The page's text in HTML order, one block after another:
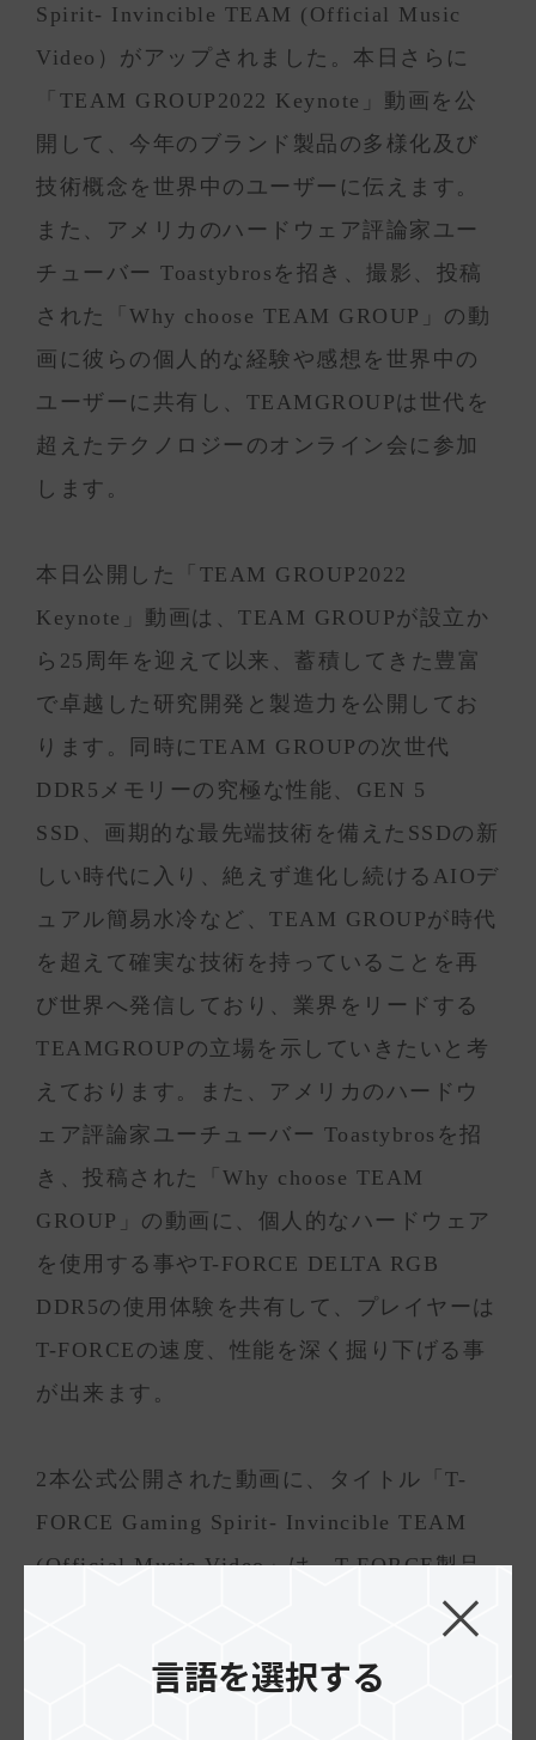
Spirit- Invincible TEAM (Official Music
Video）がアップされました。本日さらに
「TEAM GROUP2022 Keynote」動画を公
開して、今年のブランド製品の多様化及び
技術概念を世界中のユーザーに伝えます。
また、アメリカのハードウェア評論家ユー
チューバー Toastybrosを招き、撮影、投稿
された「Why choose TEAM GROUP」の動
画に彼らの個人的な経験や感想を世界中の
ユーザーに共有し、TEAMGROUPは世代を
超えたテクノロジーのオンライン会に参加
します。
本日公開した「TEAM GROUP2022
Keynote」動画は、TEAM GROUPが設立か
ら25周年を迎えて以来、蓄積してきた豊富
で卓越した研究開発と製造力を公開してお
ります。同時にTEAM GROUPの次世代
DDR5メモリーの究極な性能、GEN 5
SSD、画期的な最先端技術を備えたSSDの新
しい時代に入り、絶えず進化し続けるAIOデ
ュアル簡易水冷など、TEAM GROUPが時代
を超えて確実な技術を持っていることを再
び世界へ発信しており、業界をリードする
TEAMGROUPの立場を示していきたいと考
えております。また、アメリカのハードウ
ェア評論家ユーチューバー Toastybrosを招
き、投稿された「Why choose TEAM
GROUP」の動画に、個人的なハードウェア
を使用する事やT-FORCE DELTA RGB
DDR5の使用体験を共有して、プレイヤーは
T-FORCEの速度、性能を深く掘り下げる事
が出来ます。
2本公式公開された動画に、タイトル「T-
FORCE Gaming Spirit- Invincible TEAM
(Official Music Video」は、T-FORCE製品
を表現する映像とサウンドに溢れており、
す。動画に、マーケティングチームが作成
言語を選択する